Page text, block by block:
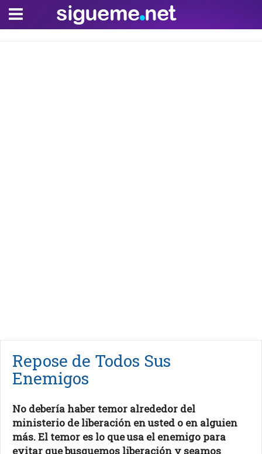
Repose de Todos Sus
Enemigos
No debería haber temor alrededor del
ministerio de liberación en usted o en alguien
más. El temor es lo que usa el enemigo para
evitar que busquemos liberación y seamos